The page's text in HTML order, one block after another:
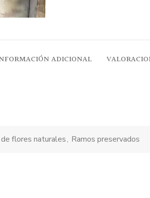
ADICIONAL
flores naturales, Ramos preservados